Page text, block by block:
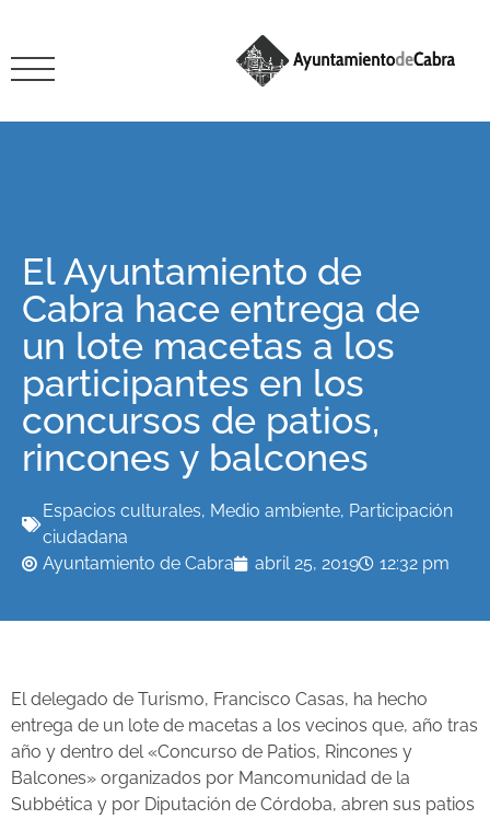
El Ayuntamiento de
Cabra hace entrega de
un lote macetas a los
participantes en los
concursos de patios,
rincones y balcones
Espacios culturales, Medio ambiente, Participación
ciudadana
Ayuntamiento de Cabra
abril 25, 2019 12:32 pm
El delegado de Turismo, Francisco Casas, ha hecho
entrega de un lote de macetas a los vecinos que, año tras
año y dentro del «Concurso de Patios, Rincones y
Balcones» organizados por Mancomunidad de la
Subbética y por Diputación de Córdoba, abren sus patios